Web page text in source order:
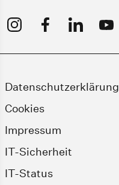
Datenschutzerklärung
Cookies
Impressum
IT-Sicherheit
IT-Status